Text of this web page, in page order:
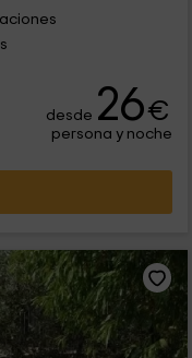
desde 26€
persona y noche